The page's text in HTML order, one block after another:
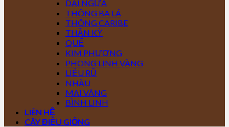
DÁI NGỰA
THÔNG BA LÁ
THÔNG CARIBE
THẦN KỲ
QUẾ
KIM PHƯỢNG
PHONG LINH VÀNG
LIỄU RŨ
NHÀU
MAI VÀNG
BÌNH LINH
LIÊN HỆ
CÂY ĐIỀU GIỐNG